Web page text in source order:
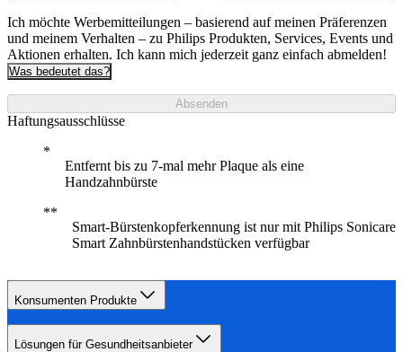
Ich möchte Werbemitteilungen – basierend auf meinen Präferenzen
und meinem Verhalten – zu Philips Produkten, Services, Events und
Aktionen erhalten. Ich kann mich jederzeit ganz einfach abmelden!
Was bedeutet das?
Absenden
Haftungsausschlüsse
Entfernt bis zu 7-mal mehr Plaque als eine
Handzahnbürste
Smart-Bürstenkopferkennung ist nur mit Philips Sonicare
Smart Zahnbürstenhandstücken verfügbar
Konsumenten Produkte
Lösungen für Gesundheitsanbieter